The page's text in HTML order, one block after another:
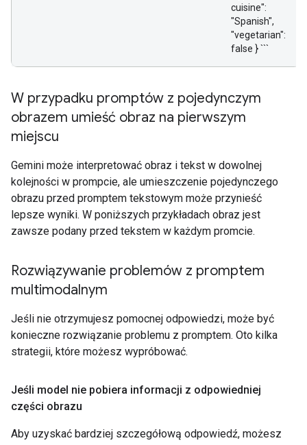
cuisine":
"Spanish",
"vegetarian":
false } ```
W przypadku promptów z pojedynczym
obrazem umieść obraz na pierwszym
miejscu
Gemini może interpretować obraz i tekst w dowolnej
kolejności w prompcie, ale umieszczenie pojedynczego
obrazu przed promptem tekstowym może przynieść
lepsze wyniki. W poniższych przykładach obraz jest
zawsze podany przed tekstem w każdym promcie.
Rozwiązywanie problemów z promptem
multimodalnym
Jeśli nie otrzymujesz pomocnej odpowiedzi, może być
konieczne rozwiązanie problemu z promptem. Oto kilka
strategii, które możesz wypróbować.
Jeśli model nie pobiera informacji z odpowiedniej
części obrazu
Aby uzyskać bardziej szczegółową odpowiedź, możesz